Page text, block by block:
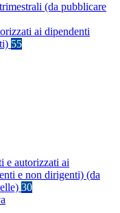
(da pubblicare
ai dipendenti
55
e autorizzati ai
e non dirigenti) (da
30